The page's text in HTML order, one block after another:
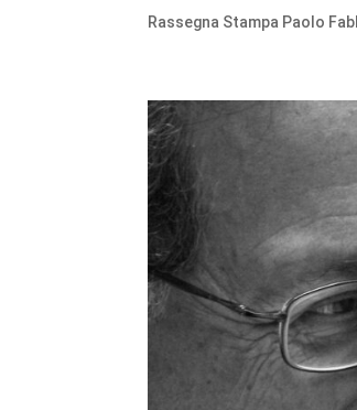
Rassegna Stampa Paolo